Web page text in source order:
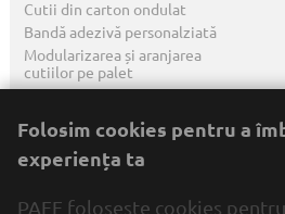
Cutii din carton ondulat
Bandă adezivă personalziată
Modularizarea și aranjarea
cutiilor pe palet
Mai multe articole ...
Folosim cookies pentru a
experiența ta
PAFF folosește cookies